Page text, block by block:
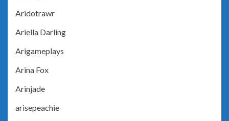
Aridotrawr
Ariella Darling
Arigameplays
Arina Fox
Arinjade
arisepeachie